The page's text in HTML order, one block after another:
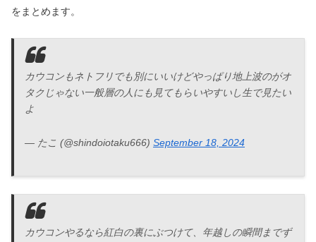
をまとめます。
カウコンもネトフリでも別にいいけどやっぱり地上波のがオ
タクじゃない一般層の人にも見てもらいやすいし生で見たい
よ
— たこ (@shindoiotaku666) September 18, 2024
カウコンやるなら紅白の裏にぶつけて、年越しの瞬間までず